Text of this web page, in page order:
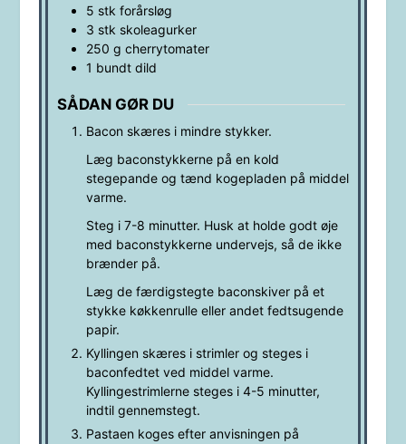
5 stk forårsløg
3 stk skoleagurker
250 g cherrytomater
1 bundt dild
SÅDAN GØR DU
Bacon skæres i mindre stykker.
Læg baconstykkerne på en kold
stegepande og tænd kogepladen på middel
varme.
Steg i 7-8 minutter. Husk at holde godt øje
med baconstykkerne undervejs, så de ikke
brænder på.
Læg de færdigstegte baconskiver på et
stykke køkkenrulle eller andet fedtsugende
papir.
Kyllingen skæres i strimler og steges i
baconfedtet ved middel varme.
Kyllingestrimlerne steges i 4-5 minutter,
indtil gennemstegt.
Pastaen koges efter anvisningen på